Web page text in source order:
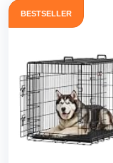
BESTSELLER